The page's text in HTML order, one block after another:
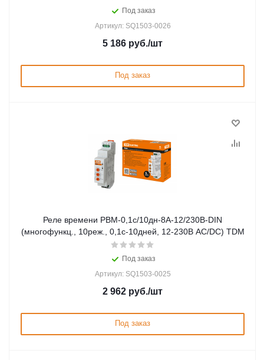
Под заказ
Артикул: SQ1503-0026
5 186 руб./шт
Под заказ
Реле времени РВМ-0,1с/10дн-8А-12/230В-DIN
(многофункц., 10реж., 0,1с-10дней, 12-230В AC/DC) TDM
Под заказ
Артикул: SQ1503-0025
2 962 руб./шт
Под заказ